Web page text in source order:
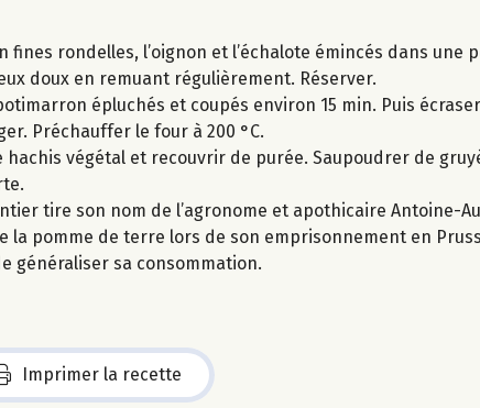
fines rondelles, l’oignon et l’échalote émincés dans une
doux en remuant régulièrement. Réserver.
épluchés et coupés environ 15 min. Puis
Préchauffer le four à 200 °C.
hachis végétal et recouvrir de purée. Saupoudrer de
tire son nom de l’agronome et apothicaire Antoine-
la pomme de terre lors de son emprisonnement en
généraliser sa consommation.
Imprimer la recette